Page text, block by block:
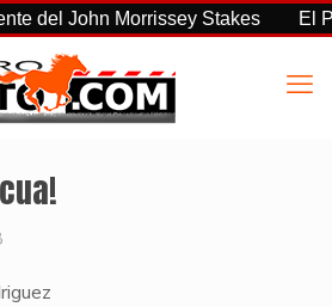
Morrissey Stakes El